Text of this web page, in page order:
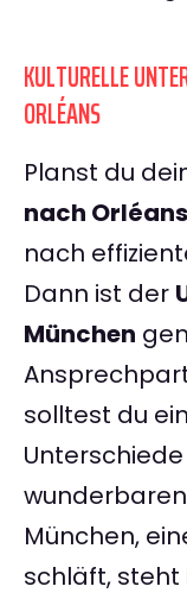
KULTURELLE
ORLÉANS
Planst du
nach Orléans
nach
Dann ist der
München
solltest du
München,
schläft, steht